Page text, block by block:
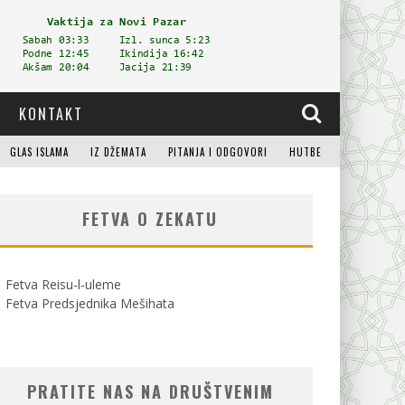
KONTAKT
GLAS ISLAMA IZ DŽEMATA PITANJA I ODGOVORI HUTBE
FETVA O ZEKATU
Fetva Reisu-l-uleme
Fetva Predsjednika Mešihata
PRATITE NAS NA DRUŠTVENIM